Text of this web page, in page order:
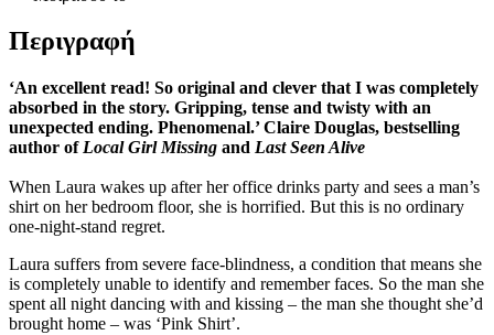
Περιγραφή
‘An excellent read! So original and clever that I was completely
absorbed in the story. Gripping, tense and twisty with an
unexpected ending. Phenomenal.’ Claire Douglas, bestselling
author of Local Girl Missing and Last Seen Alive
When Laura wakes up after her office drinks party and sees a man’s
shirt on her bedroom floor, she is horrified. But this is no ordinary
one-night-stand regret.
Laura suffers from severe face-blindness, a condition that means she
is completely unable to identify and remember faces. So the man she
spent all night dancing with and kissing – the man she thought she’d
brought home – was ‘Pink Shirt’.